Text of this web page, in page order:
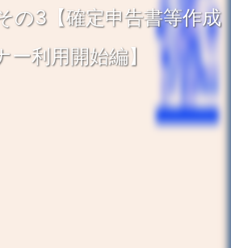
の3【確定申告書等作成
ー利用開始編】